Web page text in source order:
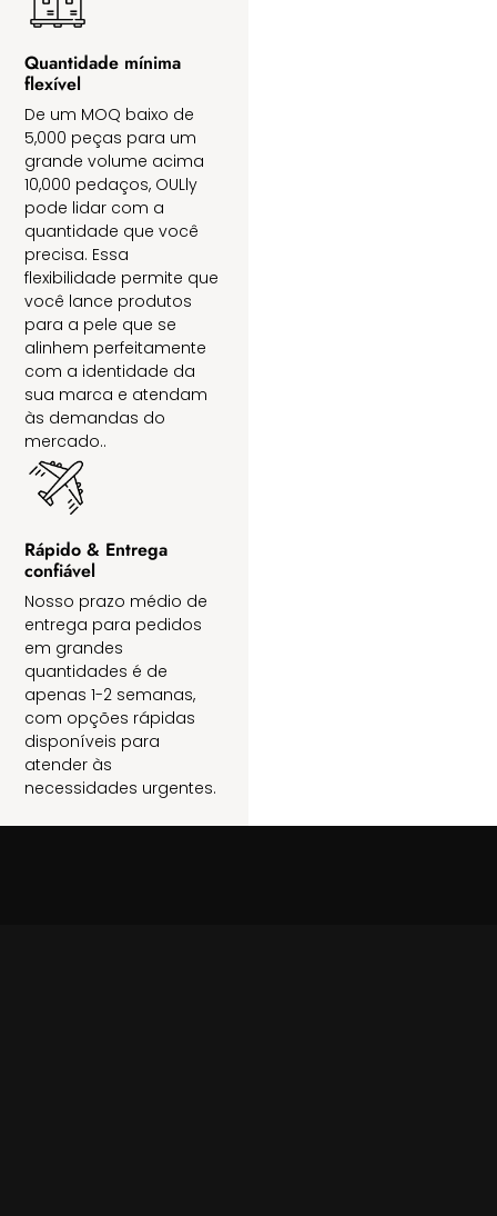
Quantidade mínima
flexível
De um MOQ baixo de
5,000 peças para um
grande volume acima
10,000 pedaços, OULly
pode lidar com a
quantidade que você
precisa. Essa
flexibilidade permite que
você lance produtos
para a pele que se
alinhem perfeitamente
com a identidade da
sua marca e atendam
às demandas do
mercado..
Rápido & Entrega
confiável
Nosso prazo médio de
entrega para pedidos
em grandes
quantidades é de
apenas 1-2 semanas,
com opções rápidas
disponíveis para
atender às
necessidades urgentes.